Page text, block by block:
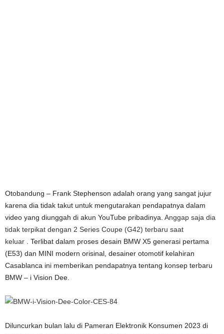
Otobandung – Frank Stephenson adalah orang yang sangat jujur ​​
karena dia tidak takut untuk mengutarakan pendapatnya dalam
video yang diunggah di akun YouTube pribadinya. Anggap saja dia
tidak terpikat dengan 2 Series Coupe (G42) terbaru saat
keluar . Terlibat dalam proses desain BMW X5 generasi pertama
(E53) dan MINI modern orisinal, desainer otomotif kelahiran
Casablanca ini memberikan pendapatnya tentang konsep terbaru
BMW – i Vision Dee.
Diluncurkan bulan lalu di Pameran Elektronik Konsumen 2023 di